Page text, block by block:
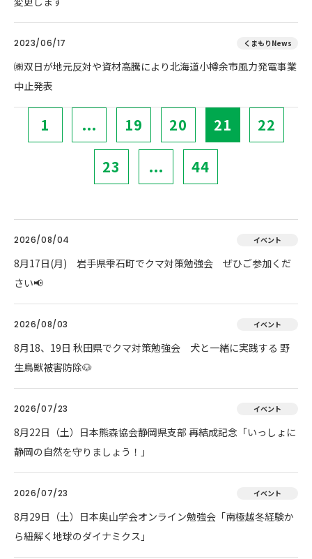
2023/06/17 くまもりNews
㈱双日が地元反対や資材高騰により北海道小樽余市風力発電事業
中止発表
1 ... 19 20 21 22
23 ... 44
2026/08/04 イベント
8月17日(月) 岩手県雫石町でクマ対策勉強会 ぜひご参加くだ
さい📢
2026/08/03 イベント
8月18、19日 秋田県でクマ対策勉強会 犬と一緒に実践する 野
生鳥獣被害防除🐶
2026/07/23 イベント
8月22日（土）日本熊森協会静岡県支部 再結成記念「いっしょに
静岡の自然を守りましょう！」
2026/07/23 イベント
8月29日（土）日本奥山学会オンライン勉強会「南極越冬経験か
ら紐解く地球のダイナミクス」